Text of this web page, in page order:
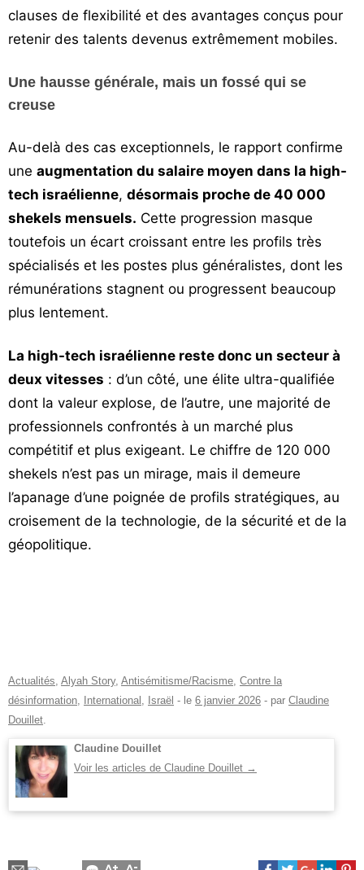
clauses de flexibilité et des avantages conçus pour
retenir des talents devenus extrêmement mobiles.
Une hausse générale, mais un fossé qui se
creuse
Au-delà des cas exceptionnels, le rapport confirme
une augmentation du salaire moyen dans la high-
tech israélienne, désormais proche de 40 000
shekels mensuels. Cette progression masque
toutefois un écart croissant entre les profils très
spécialisés et les postes plus généralistes, dont les
rémunérations stagnent ou progressent beaucoup
plus lentement.
La high-tech israélienne reste donc un secteur à
deux vitesses : d’un côté, une élite ultra-qualifiée
dont la valeur explose, de l’autre, une majorité de
professionnels confrontés à un marché plus
compétitif et plus exigeant. Le chiffre de 120 000
shekels n’est pas un mirage, mais il demeure
l’apanage d’une poignée de profils stratégiques, au
croisement de la technologie, de la sécurité et de la
géopolitique.
Actualités, Alyah Story, Antisémitisme/Racisme, Contre la
désinformation, International , Israël - le 6 janvier 2026 - par Claudine
Douillet.
Claudine Douillet
Voir les articles de Claudine Douillet →